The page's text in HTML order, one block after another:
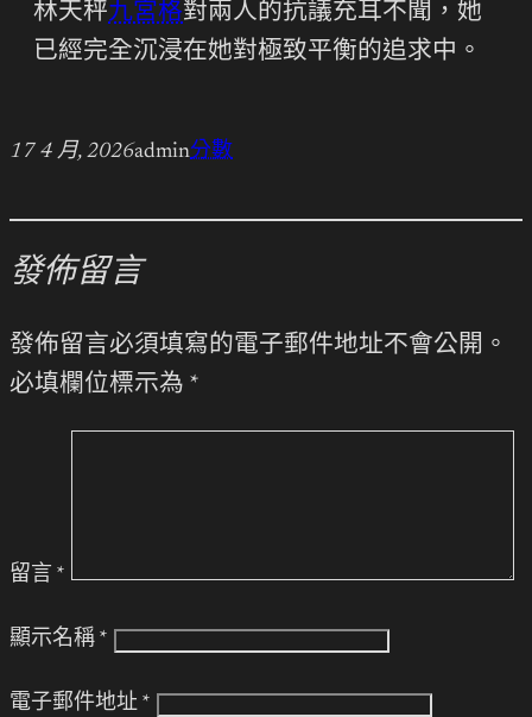
林天秤九宮格對兩人的抗議充耳不聞，她
已經完全沉浸在她對極致平衡的追求中。
17 4 月, 2026admin分數
發佈留言
發佈留言必須填寫的電子郵件地址不會公開。
必填欄位標示為 *
留言 *
顯示名稱 *
電子郵件地址 *